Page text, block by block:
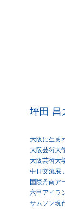
坪田 昌
大阪に生ま
大阪芸術
大阪芸術
中日交流展
国際丹南ア
六甲アイラ
サムソン現